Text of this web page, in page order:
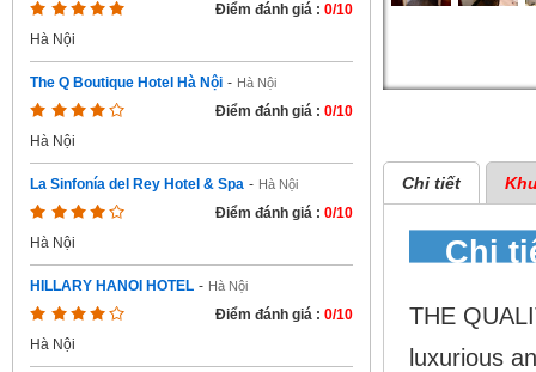
Điểm đánh giá : 0/10
Hà Nội
The Q Boutique Hotel Hà Nội - Hà Nội
Điểm đánh giá : 0/10
Hà Nội
La Sinfonía del Rey Hotel & Spa - Hà Nội
Điểm đánh giá : 0/10
Hà Nội
HILLARY HANOI HOTEL - Hà Nội
Điểm đánh giá : 0/10
Hà Nội
Chi tiết
Chi
THE
luxurious